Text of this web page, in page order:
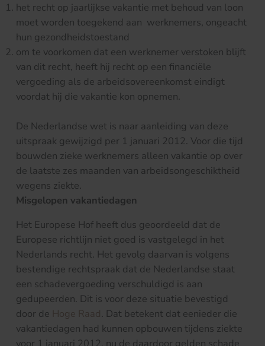
het recht op jaarlijkse vakantie met behoud van loon
moet worden toegekend aan werknemers, ongeacht
hun gezondheidstoestand
om te voorkomen dat een werknemer verstoken blijft
van dit recht, heeft hij recht op een financiële
vergoeding als de arbeidsovereenkomst eindigt
voordat hij die vakantie kon opnemen.
De Nederlandse wet is naar aanleiding van deze
uitspraak gewijzigd per 1 januari 2012. Voor die tijd
bouwden zieke werknemers alleen vakantie op over
de laatste zes maanden van arbeidsongeschiktheid
wegens ziekte.
Misgelopen vakantiedagen
Het Europese Hof heeft dus geoordeeld dat de
Europese richtlijn niet goed is vastgelegd in het
Nederlands recht. Het gevolg daarvan is volgens
bestendige rechtspraak dat de Nederlandse staat
een schadevergoeding verschuldigd is aan
gedupeerden. Dit is voor deze situatie bevestigd
door de Hoge Raad. Dat betekent dat eenieder die
vakantiedagen had kunnen opbouwen tijdens ziekte